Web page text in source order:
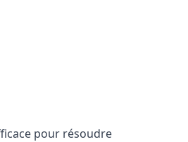
pour résoudre